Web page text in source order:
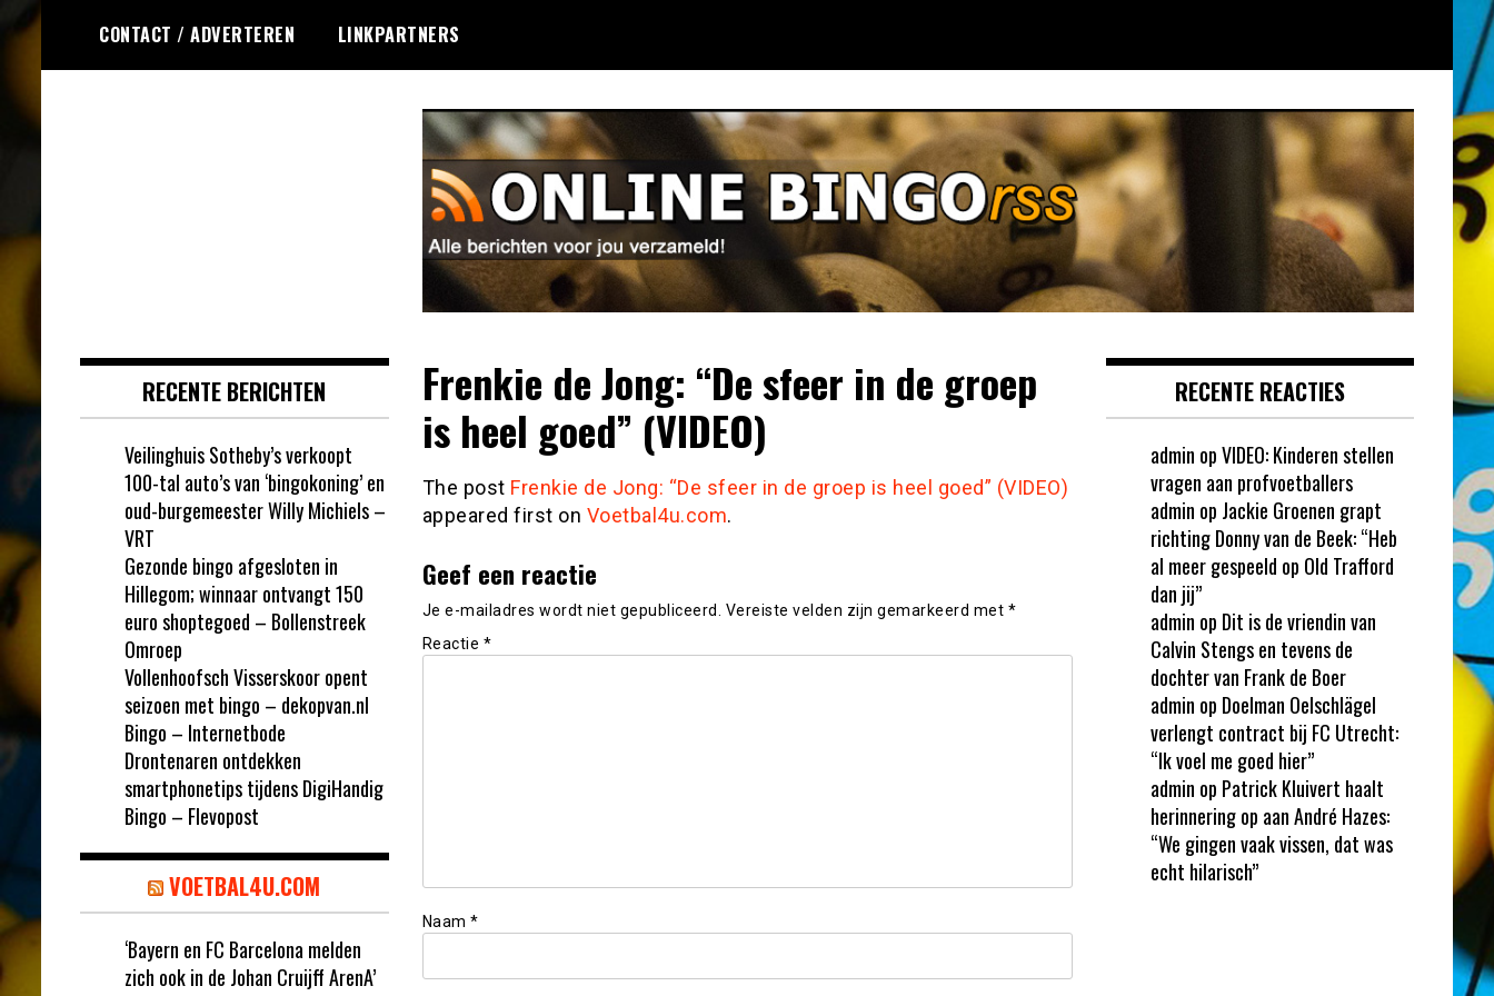
Ga
de
CONTACT / ADVERTEREN LINKPARTNERS
Frenkie de Jong: “De sfeer in de groep
is heel goed” (VIDEO)
The post Frenkie de Jong: “De sfeer in de groep is heel goed” (VIDEO)
appeared first on Voetbal4u.com.
Geef een reactie
Je e-mailadres wordt niet gepubliceerd. Vereiste velden zijn gemarkeerd met *
Reactie *
Naam *
RECENTE BERICHTEN
Veilinghuis Sotheby’s verkoopt
100-tal auto’s van ‘bingokoning’ en
oud-burgemeester Willy Michiels –
VRT
Gezonde bingo afgesloten in
Hillegom; winnaar ontvangt 150
euro shoptegoed – Bollenstreek
Omroep
Vollenhoofsch Visserskoor opent
seizoen met bingo – dekopvan.nl
Bingo – Internetbode
Drontenaren ontdekken
smartphonetips tijdens DigiHandig
Bingo – Flevopost
VOETBAL4U.COM
‘Bayern en FC Barcelona melden
zich ook in de Johan Cruijff ArenA’
RECENTE REACTIES
admin opVIDEO: Kinderen stellen
vragen aan profvoetballers
admin op Jackie Groenen grapt
richting Donny van de Beek: “Heb
al meer gespeeld op Old Trafford
dan jij”
admin op Dit is de vriendin van
Calvin Stengs en tevens de
dochter van Frank de Boer
admin op Doelman Oelschlägel
verlengt contract bij FC Utrecht:
“Ik voel me goed hier”
admin op Patrick Kluivert haalt
herinnering op aan André Hazes:
“We gingen vaak vissen, dat was
echt hilarisch”